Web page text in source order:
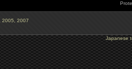
2005,
2007
Japanese